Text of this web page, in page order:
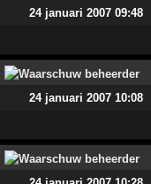
24 januari 2007 09:48
24 januari 2007 10:08